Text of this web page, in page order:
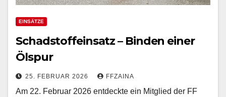
EINSÄTZE
Schadstoffeinsatz – Binden einer
Ölspur
25. FEBRUAR 2026 FFZAINA
Am 22. Februar 2026 entdeckte ein Mitglied der FF